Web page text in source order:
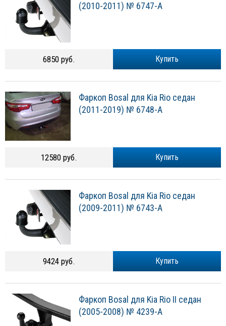
(2010-2011) № 6747-A
Купить
6850 руб.
Фаркоп Bosal для Kia Rio седан
(2011-2019) № 6748-A
Купить
12580 руб.
Фаркоп Bosal для Kia Rio седан
(2009-2011) № 6743-A
Купить
9424 руб.
Фаркоп Bosal для Kia Rio II седан
(2005-2008) № 4239-A